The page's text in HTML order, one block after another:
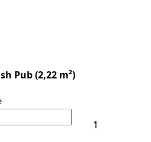
Pub (2,22 m²)
Laminat